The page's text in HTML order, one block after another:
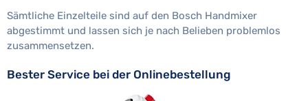
Sämtliche Einzelteile sind auf den Bosch Handmixer
abgestimmt und lassen sich je nach Belieben problemlos
zusammensetzen.
Bester Service bei der Onlinebestellung